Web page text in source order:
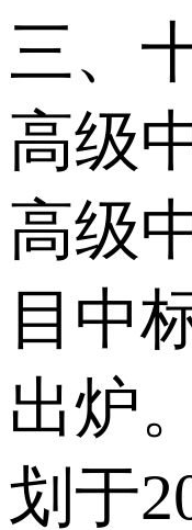
三、
高级
高级
目中
出炉
划于